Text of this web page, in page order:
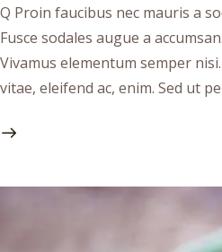
Q Proin faucibus nec mauris a
Fusce sodales augue a
Vivamus elementum semper
vitae, eleifend ac, enim. Sed ut